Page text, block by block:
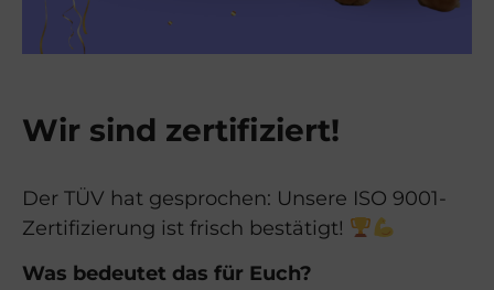
Wir sind zertifiziert!
Der TÜV hat gesprochen: Unsere ISO 9001-
Zertifizierung ist frisch bestätigt!
Was bedeutet das für Euch?